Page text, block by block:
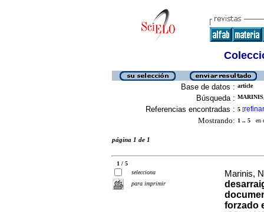
Base de datos : article
Búsqueda :
Referencias encontradas : 5 [refinar
Mostrando: 1 .. 5 en
página 1 de 1
1 / 5
selecciona
para imprimir
Marinis,
forzado